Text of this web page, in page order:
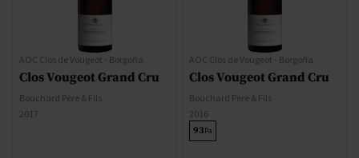
AOC Clos de Vougeot - Borgoña
Clos Vougeot Grand Cru
Bouchard Père & Fils
2017
AOC Clos de Vougeot - Borgoña
Clos Vougeot Grand Cru
Bouchard Père & Fils
2016
93Pa